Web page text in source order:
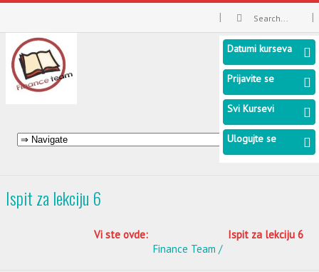
Ispit za lekciju 6
Vi ste ovde:
Finance Team
Ispit za lekciju 6
Datumi kurseva
Prijavite se
Svi Kursevi
Ulogujte se